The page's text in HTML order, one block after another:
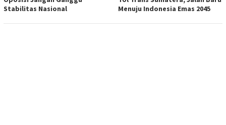
Stabilitas Nasional
Menuju Indonesia Emas 2045